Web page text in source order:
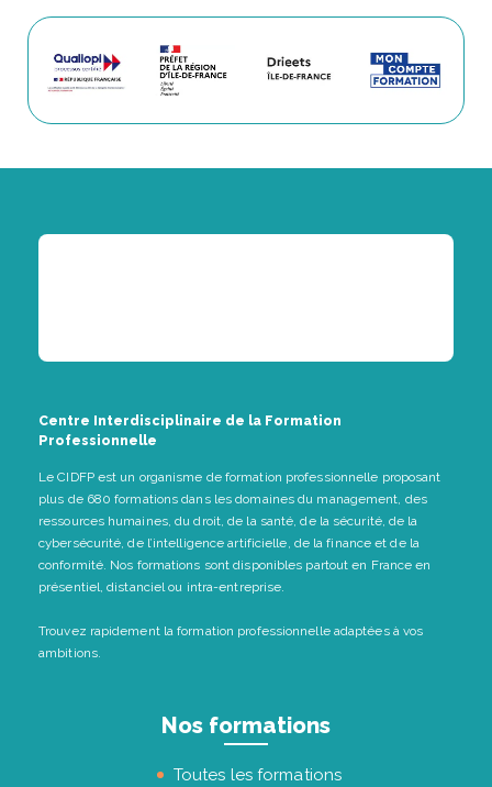
Centre Interdisciplinaire de la Formation
Professionnelle
Le CIDFP est un organisme de formation professionnelle proposant
plus de 680 formations dans les domaines du management, des
ressources humaines, du droit, de la santé, de la sécurité, de la
cybersécurité, de l’intelligence artificielle, de la finance et de la
conformité. Nos formations sont disponibles partout en France en
présentiel, distanciel ou intra-entreprise.
Trouvez rapidement la formation professionnelle adaptées à vos
ambitions.
Nos formations
Toutes les formations